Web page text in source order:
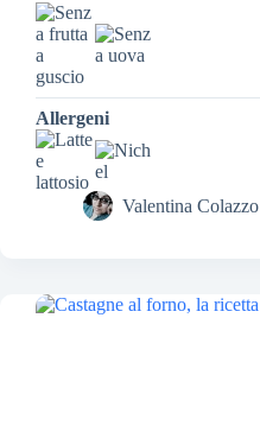
Allergeni
Valentina Colazzo